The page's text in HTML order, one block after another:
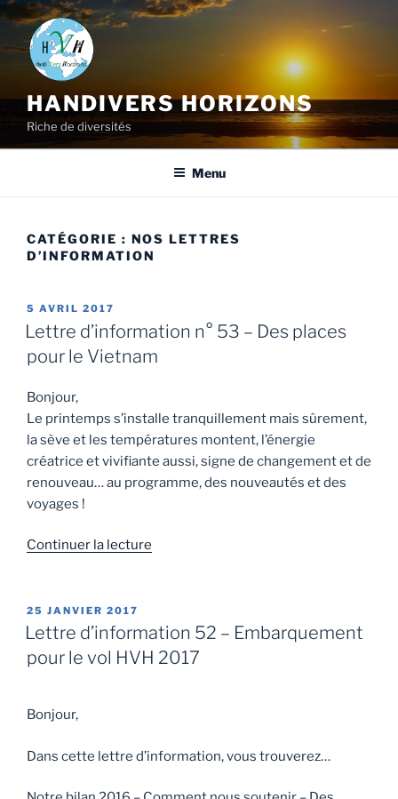
HANDIVERS HORIZONS
Riche de diversités
Menu
CATÉGORIE : NOS LETTRES
D’INFORMATION
5 AVRIL 2017
Lettre d’information n° 53 – Des places
pour le Vietnam
Bonjour,
Le printemps s’installe tranquillement mais sûrement,
la sève et les températures montent, l’énergie
créatrice et vivifiante aussi, signe de changement et de
renouveau… au programme, des nouveautés et des
voyages !
Continuer la lecture
25 JANVIER 2017
Lettre d’information 52 – Embarquement
pour le vol HVH 2017
Bonjour,
Dans cette lettre d’information, vous trouverez…